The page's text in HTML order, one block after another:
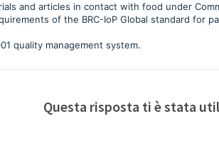
and articles in contact with food under
of the BRC-IoP Global standard for
quality management system.
Questa risposta ti è stata